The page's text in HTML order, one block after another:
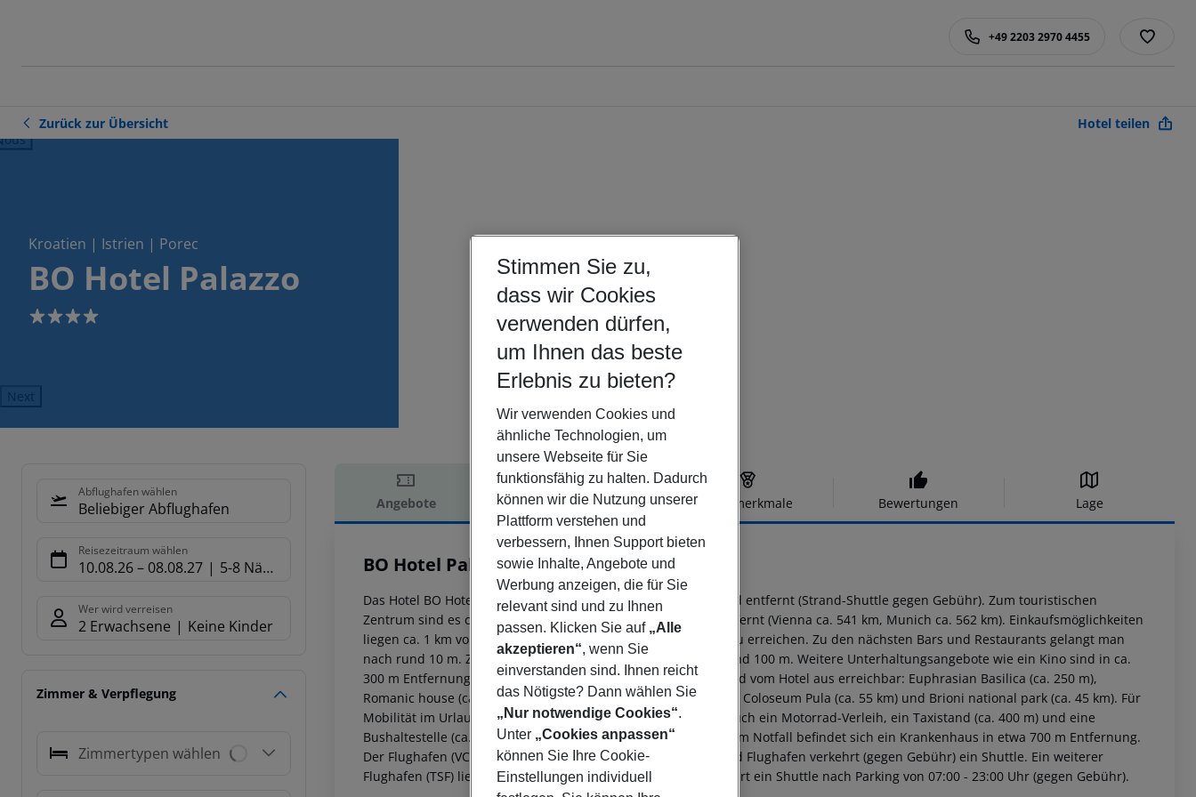
+49 2203 2970 4455
Zurück zur Übersicht Hotel teilen
Kroatien | Istrien | Porec
BO Hotel Palazzo
4
Next
Abflughafen wählen
Beliebiger Abflughafen
Reisezeitraum wählen
10.08.26– 08.08.27 5-8 Nächte
Wer wird verreisen
2 Erwachsene Keine Kinder
Zimmer & Verpflegung
Zimmertypen wählen
Angebote Hotelbeschreibung Hotelmerkmale Bewertungen Lage
Hotelbeschreibung
BO Hotel Palazzo
4
Das Hotel BO Hotel Palazzo liegt ca. 500 m vom Kies-/Felsstrand entfernt (Strand-Shuttle gegen Gebühr). Zum touristischen
Zentrum sind es ca. 500 m. Die Stadt Milano ist ca. 500 km entfernt (Vienna ca. 541 km, Munich ca. 562 km). Einkaufsmöglichkeiten
liegen ca. 1 km vom Hotel, ein Supermarkt ist nach ca. 500 m zu erreichen. Zu den nächsten Bars und Restaurants gelangt man
nach rund 10 m. Zur nächsten Diskothek gelangt man nach rund 100 m. Weitere Unterhaltungsangebote wie ein Kino sind in ca.
300 m Entfernung zu finden. Folgende Sehenswürdigkeiten sind vom Hotel aus erreichbar: Euphrasian Basilica (ca. 250 m),
Romanic house (ca. 150 m), Cave of Baredine (ca. 6 km), Roman Coloseum Pula (ca. 55 km) und Brioni national park (ca. 45 km). Für
Mobilität im Urlaub sorgen neben einem Mietwagen-Verleih auch ein Motorrad-Verleih, ein Taxistand (ca. 400 m) und eine
Bushaltestelle (ca. 500 m entfernt). Zur ärztlichen Versorgung im Notfall befindet sich ein Krankenhaus in etwa 700 m Entfernung.
Der Flughafen (VCE) ist ca. 230 km entfernt. Zwischen Hotel und Flughafen verkehrt (gegen Gebühr) ein Shuttle. Ein weiterer
Flughafen (TSF) liegt in etwa 235 km Entfernung. Zudem verkehrt ein Shuttle nach Parking von 07:00 - 23:00 Uhr (gegen Gebühr).
Stimmen Sie zu,
dass wir Cookies
verwenden dürfen,
um Ihnen das beste
Erlebnis zu bieten?
Wir verwenden Cookies und
ähnliche Technologien, um
unsere Webseite für Sie
funktionsfähig zu halten. Dadurch
können wir die Nutzung unserer
Plattform verstehen und
verbessern, Ihnen Support bieten
sowie Inhalte, Angebote und
Werbung anzeigen, die für Sie
relevant sind und zu Ihnen
passen. Klicken Sie auf „Alle
akzeptieren“, wenn Sie
einverstanden sind. Ihnen reicht
das Nötigste? Dann wählen Sie
„Nur notwendige Cookies“.
Unter „Cookies anpassen“
können Sie Ihre Cookie-
Einstellungen individuell